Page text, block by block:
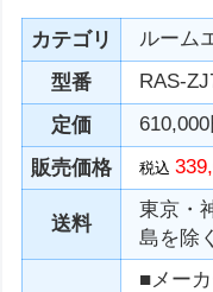
カテゴリ
ルーム
型番
RAS-
定価
610,000
販売価格
税込
送料
東京・
島を除
■メー